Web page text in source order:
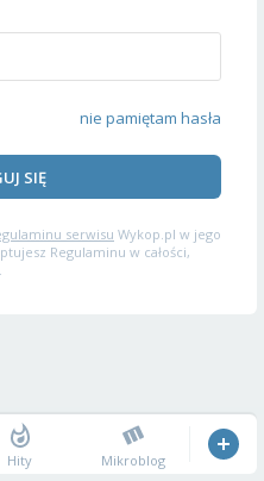
nie pamiętam hasła
SIĘ
serwisu Wykop.pl w jego
Regulaminu w całości,
Hity Mikroblog